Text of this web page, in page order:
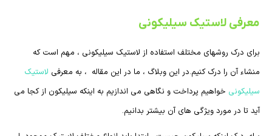
معرفی لاستیک سیلیکونی
برای درک روشهای مختلف استفاده از لاستیک سیلیکونی ، مهم است که
منشاء آن را درک کنیم.در این وبلاگ ، ما در این مقاله ، به معرفی لاستیک
سیلیکونی خواهیم پرداخت و نگاهی می اندازیم به اینکه سیلیکون از کجا می
آید تا در مورد ویژگی های آن بیشتر بدانیم.